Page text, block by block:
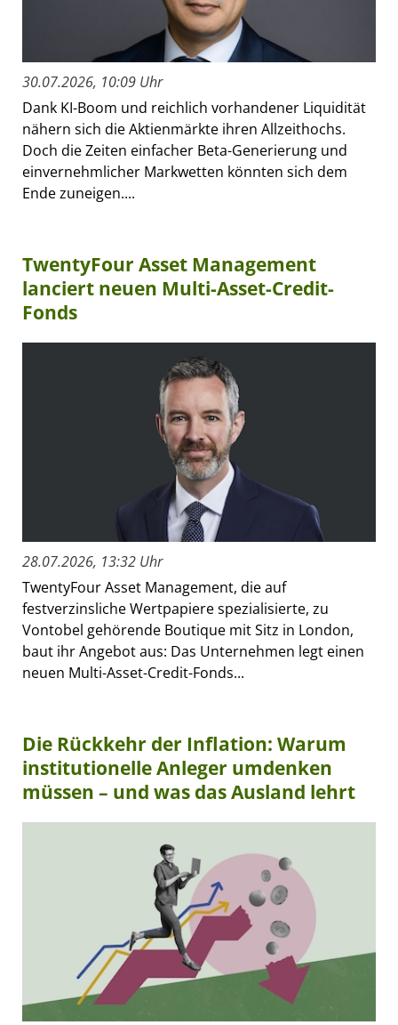
30.07.2026, 10:09 Uhr
Dank KI-Boom und reichlich vorhandener Liquidität
nähern sich die Aktienmärkte ihren Allzeithochs.
Doch die Zeiten einfacher Beta-Generierung und
einvernehmlicher Markwetten könnten sich dem
Ende zuneigen....
TwentyFour Asset Management
lanciert neuen Multi-Asset-Credit-
Fonds
28.07.2026, 13:32 Uhr
TwentyFour Asset Management, die auf
festverzinsliche Wertpapiere spezialisierte, zu
Vontobel gehörende Boutique mit Sitz in London,
baut ihr Angebot aus: Das Unternehmen legt einen
neuen Multi-Asset-Credit-Fonds...
Die Rückkehr der Inflation: Warum
institutionelle Anleger umdenken
müssen – und was das Ausland lehrt